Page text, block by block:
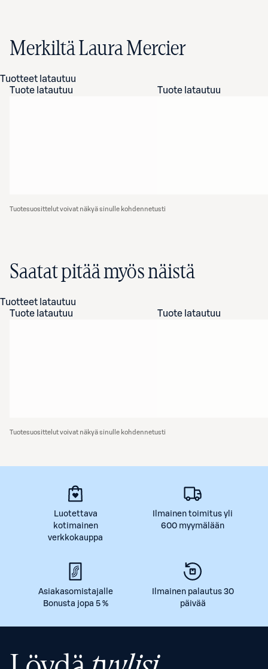
Merkiltä Laura Mercier
Tuotteet latautuu
Tuote latautuu
Tuote latautuu
Tuotesuosittelut voivat näkyä sinulle kohdennetusti
Saatat pitää myös näistä
Tuotteet latautuu
Tuote latautuu
Tuote latautuu
Tuotesuosittelut voivat näkyä sinulle kohdennetusti
Luotettava
kotimainen
verkkokauppa
Ilmainen toimitus yli
600 myymälään
Asiakasomistajalle
Bonusta jopa 5 %
Ilmainen palautus 30
päivää